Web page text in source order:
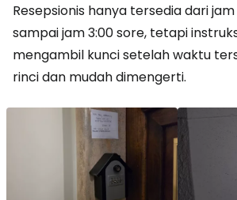
Resepsionis hanya tersedia dari
sampai jam 3:00 sore, tetapi
mengambil kunci setelah waktu
rinci dan mudah dimengerti.